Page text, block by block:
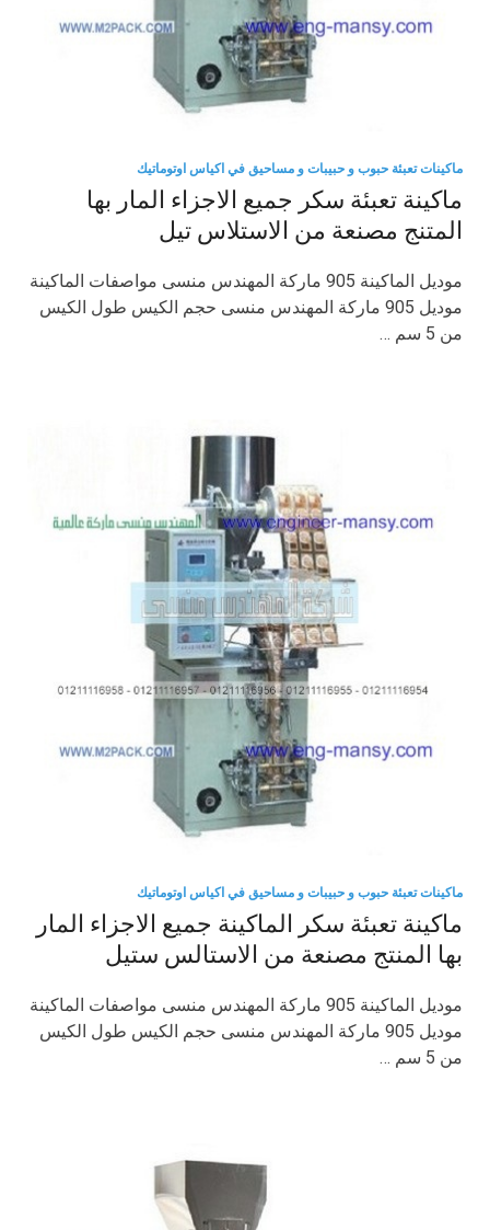
ماكينات تعبئة حبوب و حبيبات و مساحيق في اكياس اوتوماتيك
ماكينة تعبئة سكر جميع الاجزاء المار بها
المتنج مصنعة من الاستلاس تيل
موديل الماكينة 905 ماركة المهندس منسى مواصفات الماكينة
موديل 905 ماركة المهندس منسى حجم الكيس طول الكيس
من 5 سم …
ماكينات تعبئة حبوب و حبيبات و مساحيق في اكياس اوتوماتيك
ماكينة تعبئة سكر الماكينة جميع الاجزاء المار
بها المنتج مصنعة من الاستالس ستيل
موديل الماكينة 905 ماركة المهندس منسى مواصفات الماكينة
موديل 905 ماركة المهندس منسى حجم الكيس طول الكيس
من 5 سم …